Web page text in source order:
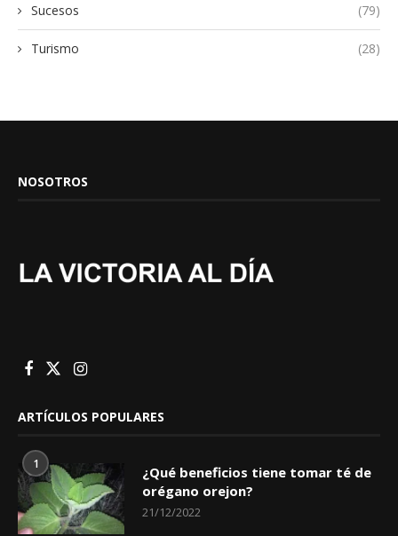
Sucesos (79)
Turismo (28)
NOSOTROS
ARTÍCULOS POPULARES
1
¿Qué beneficios tiene tomar té de
orégano orejon?
21/12/2022